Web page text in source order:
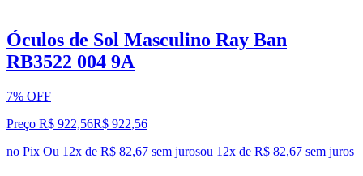
Óculos de Sol Masculino Ray Ban
RB3522 004 9A
7% OFF
Preço R$ 922,56R$ 922,56
no Pix Ou 12x de R$ 82,67 sem jurosou 12x de R$ 82,67 sem juros